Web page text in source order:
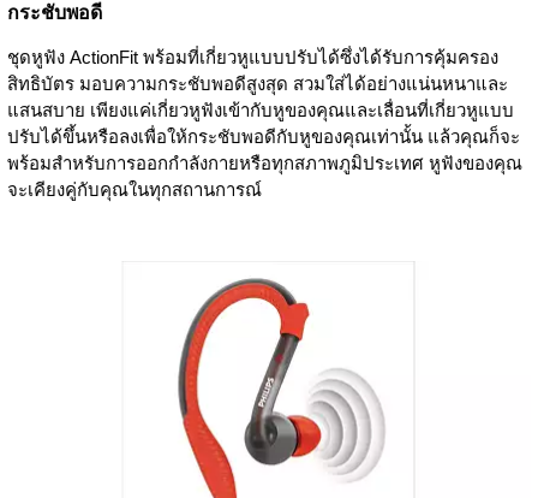
กระชับพอดี
ชุดหูฟัง ActionFit พร้อมที่เกี่ยวหูแบบปรับได้ซึ่งได้รับการคุ้มครอง
สิทธิบัตร มอบความกระชับพอดีสูงสุด สวมใส่ได้อย่างแน่นหนาและ
แสนสบาย เพียงแค่เกี่ยวหูฟังเข้ากับหูของคุณและเลื่อนที่เกี่ยวหูแบบ
ปรับได้ขึ้นหรือลงเพื่อให้กระชับพอดีกับหูของคุณเท่านั้น แล้วคุณก็จะ
พร้อมสำหรับการออกกำลังกายหรือทุกสภาพภูมิประเทศ หูฟังของคุณ
จะเคียงคู่กับคุณในทุกสถานการณ์